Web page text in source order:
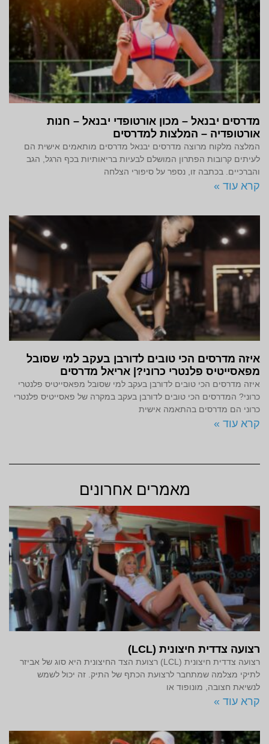
מדרסים יבנאל – מכון אורטופדי יבנאל – חנות
אורטופדיה – המלצות למדרסים
המלצה מלקוח מרוצה מדרסים יבנאל מדרסים מותאמים אישית הם
לעיתים קרובות הפתרון המושלם לבעיות בריאותיות בכף הרגל, הגב
והברכיים. בכתבה זו, נספר על סיפורי הצלחה
קרא עוד »
איזה מדרסים הכי טובים לדורבן בעקב למי שסובל
מפאסייטיס פלנטרי כרוני?| אריאל מדרסים
איזה מדרסים הכי טובים לדורבן בעקב למי שסובל מפאסייטיס פלנטרי
כרוני? המדרסים הכי טובים לדורבן בעקב במקרה של פאסייטיס פלנטרי
כרוני הם מדרסים בהתאמה אישית
קרא עוד »
מאמרים אחרונים
רצועה צדדית חיצונית (LCL)
רצועה צדדית חיצונית (LCL) רצועת הצד החיצונית היא סוג של אביזר
לתיקי מצלמה שמתחבר לרצועת הכתף של התיק. זה יכול לשמש
לנשיאת חצובה, מונופוד או
קרא עוד »